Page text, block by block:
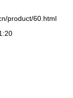
product/60.html